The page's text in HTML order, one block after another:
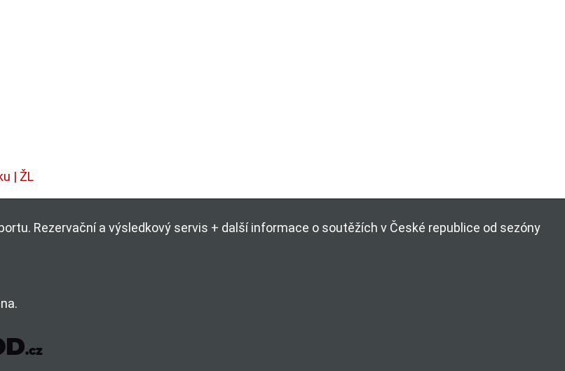
| ŽL
Rezervační a výsledkový servis + další informace o soutěžích v České republice od sezóny